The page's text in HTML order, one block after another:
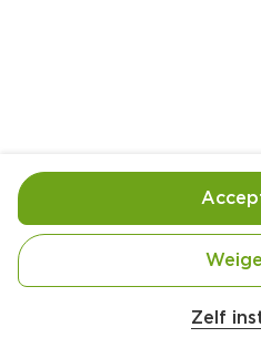
Ingrediënten
1 schaal culinaire
Zelf